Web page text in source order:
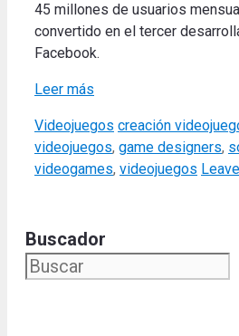
45 millones de usuarios
convertido en el tercer
Facebook.
Leer más
Categories
Videojuegos Tags
creación
videojuegos, game designers,
videogames, videojuegos
Buscador